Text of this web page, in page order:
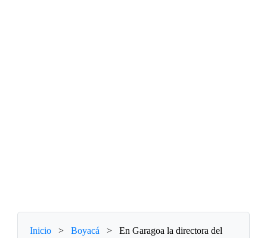
Inicio > Boyacá >
En Garagoa la directora del